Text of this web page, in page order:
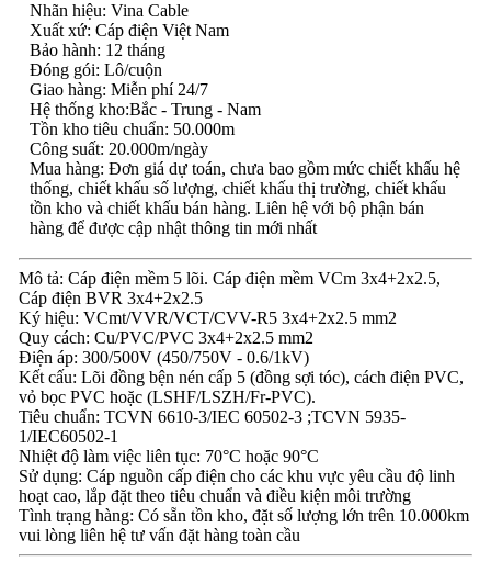
Nhãn hiệu: Vina Cable
Xuất xứ: Cáp điện Việt Nam
Bảo hành: 12 tháng
Đóng gói: Lô/cuộn
Giao hàng: Miễn phí 24/7
Hệ thống kho:Bắc - Trung - Nam
Tồn kho tiêu chuẩn: 50.000m
Công suất: 20.000m/ngày
Mua hàng: Đơn giá dự toán, chưa bao gồm mức chiết khấu hệ
thống, chiết khấu số lượng, chiết khấu thị trường, chiết khấu
tồn kho và chiết khấu bán hàng. Liên hệ với bộ phận bán
hàng để được cập nhật thông tin mới nhất
Mô tả: Cáp điện mềm 5 lõi. Cáp điện mềm VCm 3x4+2x2.5,
Cáp điện BVR 3x4+2x2.5
Ký hiệu: VCmt/VVR/VCT/CVV-R5 3x4+2x2.5 mm2
Quy cách: Cu/PVC/PVC 3x4+2x2.5 mm2
Điện áp: 300/500V (450/750V - 0.6/1kV)
Kết cấu: Lõi đồng bện nén cấp 5 (đồng sợi tóc), cách điện PVC,
vỏ bọc PVC hoặc (LSHF/LSZH/Fr-PVC).
Tiêu chuẩn: TCVN 6610-3/IEC 60502-3 ;TCVN 5935-
1/IEC60502-1
Nhiệt độ làm việc liên tục: 70°C hoặc 90°C
Sử dụng: Cáp nguồn cấp điện cho các khu vực yêu cầu độ linh
hoạt cao, lắp đặt theo tiêu chuẩn và điều kiện môi trường
Tình trạng hàng: Có sẵn tồn kho, đặt số lượng lớn trên 10.000km
vui lòng liên hệ tư vấn đặt hàng toàn cầu